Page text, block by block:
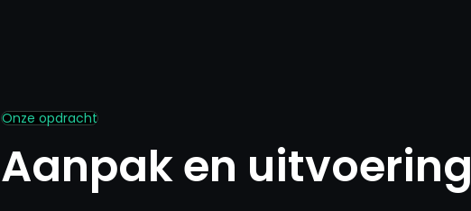
Onze opdracht
Aanpak en uitvoering